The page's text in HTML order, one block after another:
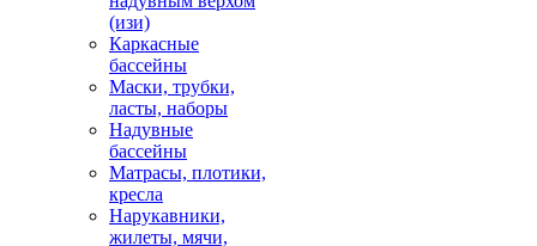
(изи)
Каркасные
бассейны
Маски, трубки,
ласты, наборы
Надувные
бассейны
Матрасы, плотики,
кресла
Нарукавники,
жилеты, мячи,